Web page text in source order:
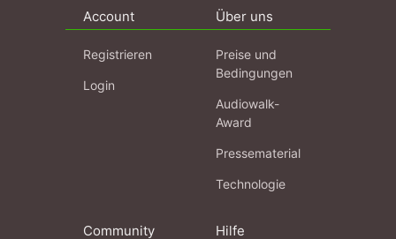
Account
Registrieren
Login
Über uns
Preise und
Bedingungen
Audiowalk-
Award
Pressematerial
Technologie
Community Hilfe